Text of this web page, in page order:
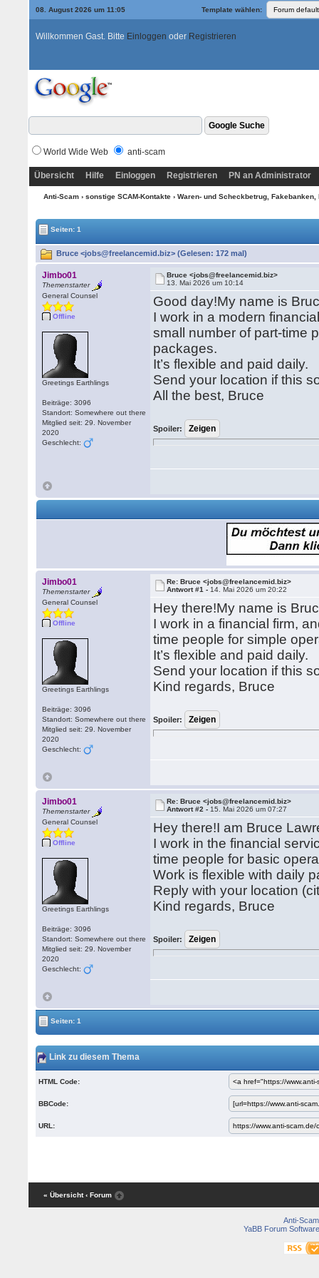
08. August 2026 um 11:05 Template wählen:
Willkommen Gast. Bitte Einloggen oder Registrieren
World Wide Web anti-scam
Übersicht Hilfe Einloggen Registrieren PN an Administrator
Anti-Scam› sonstige SCAM-Kontakte› Waren- und Scheckbetrug,
Seiten: 1
Bruce <jobs@freelancemid.biz> (Gelesen: 172 mal)
Jimbo01
Themenstarter
General Counsel
Offline
Greetings Earthlings
Beiträge: 3096
Standort: Somewhere out there
Mitglied seit: 29. November
2020
Geschlecht:
Bruce <jobs@freelancemid.biz>
13. Mai 2026 um 10:14
Good day!My name is
I work in a modern
small number of part-time
packages.
It’s flexible and paid daily.
Send your location if this
All the best, Bruce
Spoiler:
Jimbo01
Themenstarter
General Counsel
Offline
Greetings Earthlings
Beiträge: 3096
Standort: Somewhere out there
Mitglied seit: 29. November
2020
Geschlecht:
Re: Bruce <jobs@freelancemid.biz>
Antwort #1 - 14. Mai 2026 um 20:22
Hey there!My name is
I work in a financial firm,
time people for simple
It’s flexible and paid daily.
Send your location if this
Kind regards, Bruce
Spoiler:
Jimbo01
Themenstarter
General Counsel
Offline
Greetings Earthlings
Beiträge: 3096
Standort: Somewhere out there
Mitglied seit: 29. November
2020
Geschlecht:
Re: Bruce <jobs@freelancemid.biz>
Antwort #2 - 15. Mai 2026 um 07:27
Hey there!I am Bruce
I work in the financial
time people for basic
Work is flexible with daily
Reply with your location
Kind regards, Bruce
Spoiler:
Seiten: 1
Link zu diesem Thema
HTML Code:
BBCode:
URL:
« Übersicht ‹ Forum
Anti-Scam
YaBB Forum Software